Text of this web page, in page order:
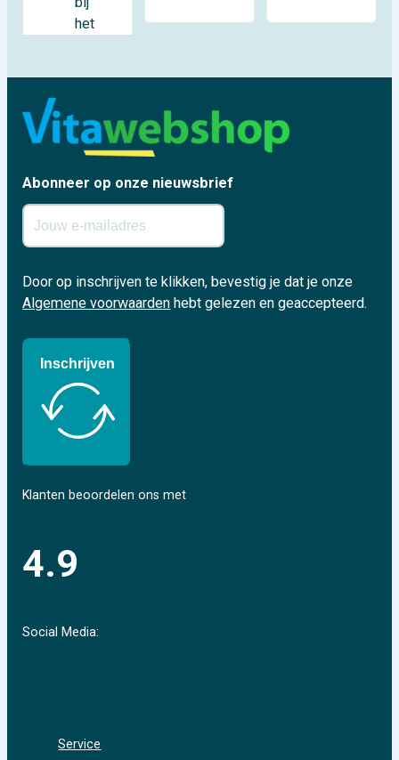
het
Abonneer op onze nieuwsbrief
Door op inschrijven te klikken, bevestig je dat je onze
Algemene voorwaarden hebt gelezen en geaccepteerd.
Inschrijven
Klanten beoordelen ons met
4.9
Social Media:
Service